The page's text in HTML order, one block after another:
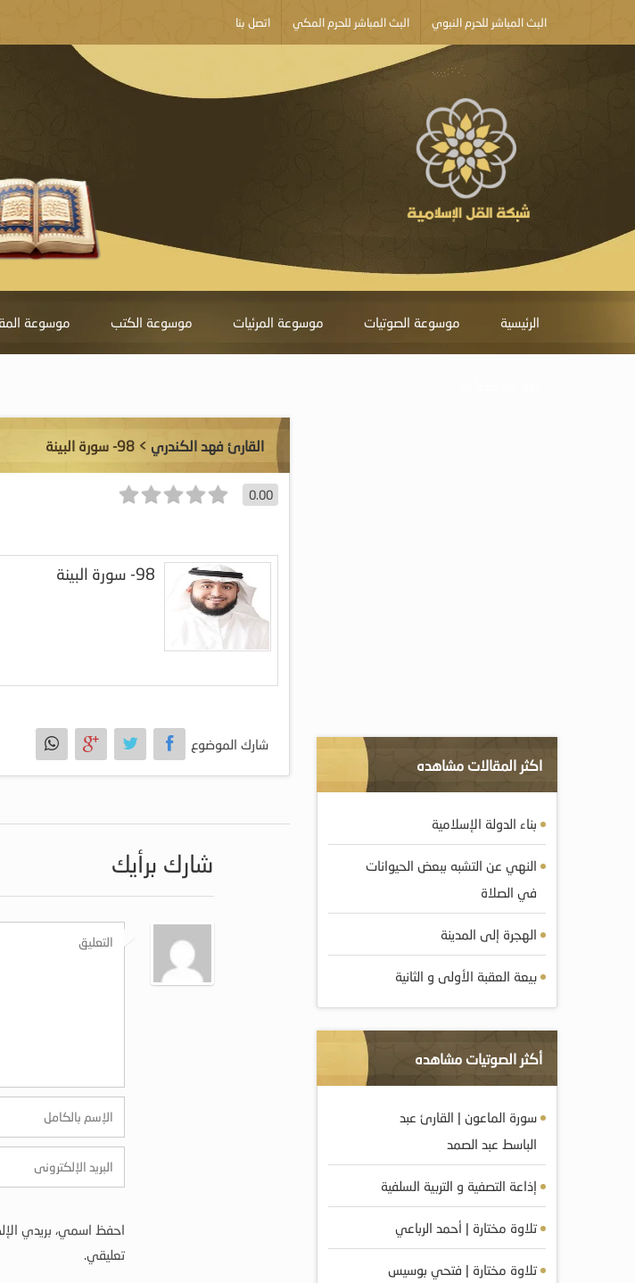
البث المباشر للحرم النبوي البث المباشر للحرم المكي اتصل بنا
المغفرة
الرئيسية موسوعة الصوتيات موسوعة المرئيات موسوعة الكتب موسوعة
القارئ فهد الكندري > 98- سورة البينة
0.00
98- سورة البينة
شارك الموضوع
شارك برأيك
احفظ اسمي، بريدي
تعليقي.
اكثر المقالات مشاهده
بناء الدولة الإسلامية
النهي عن التشبه ببعض الحيوانات
في الصلاة
الهجرة إلى المدينة
بيعة العقبة الأولى و الثانية
أكثر الصوتيات مشاهده
سورة الماعون | القارئ عبد
الباسط عبد الصمد
إذاعة التصفية و التربية السلفية
تلاوة مختارة | أحمد الرباعي
تلاوة مختارة | فتحي بوسيس